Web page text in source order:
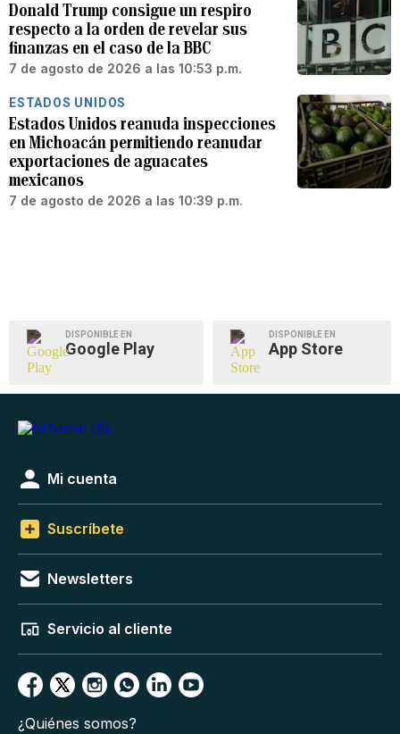
Donald Trump consigue un respiro
respecto a la orden de revelar sus
finanzas en el caso de la BBC
7 de agosto de 2026 a las 10:53 p.m.
ESTADOS UNIDOS
Estados Unidos reanuda inspecciones
en Michoacán permitiendo reanudar
exportaciones de aguacates
mexicanos
7 de agosto de 2026 a las 10:39 p.m.
DISPONIBLE EN
Google Play
DISPONIBLE EN
App Store
Mi cuenta
Suscríbete
Newsletters
Servicio al cliente
¿Quiénes somos?